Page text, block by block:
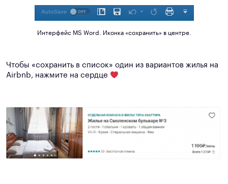
Интерфейс MS Word. Иконка «сохранить» в центре.
Чтобы «сохранить в список» один из вариантов жилья на
Airbnb, нажмите на сердце